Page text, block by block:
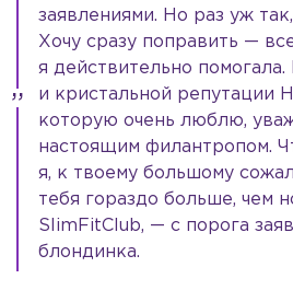
заявлениями. Но раз уж
Хочу сразу поправить —
я действительно
и кристальной репутации
которую очень люблю,
настоящим филантропом.
я, к твоему большому
тебя гораздо больше, чем
SlimFitClub, — с порога
блондинка.